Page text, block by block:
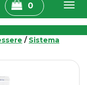
0prodotti
inseriti
/ Sistema